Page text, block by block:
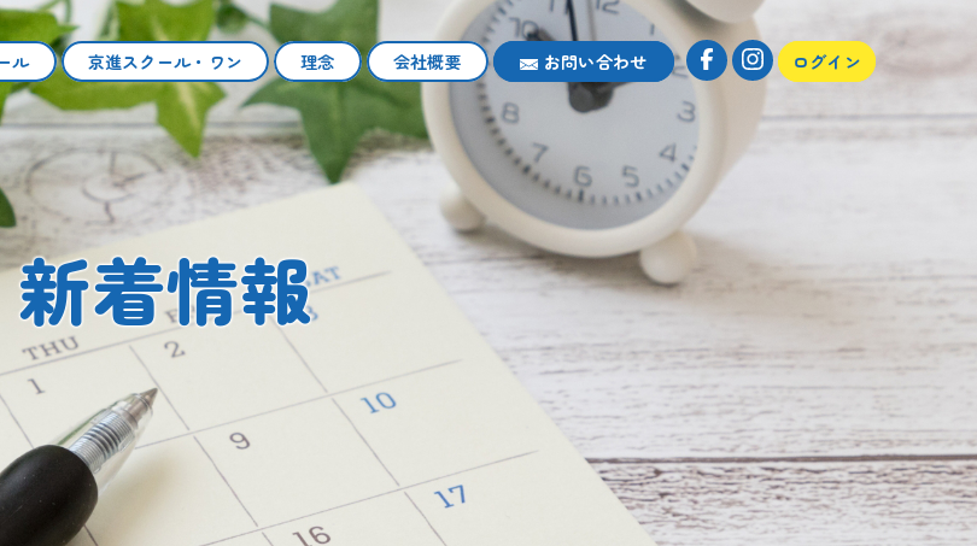
ル|個別指導 京進スクール・ワン
新着情報
ル 京進スクール・ワン 理念 会社概要 お問い合わせ ログイン